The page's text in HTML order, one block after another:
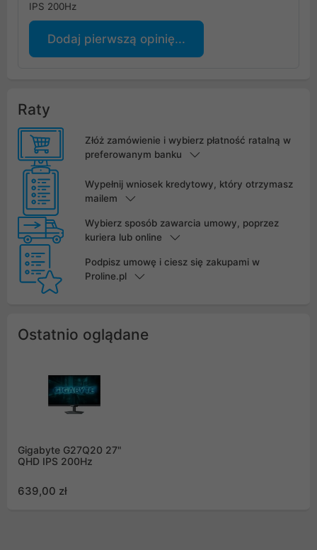
IPS 200Hz
Dodaj pierwszą opinię...
Raty
Złóż zamówienie i wybierz płatność ratalną w
preferowanym banku
Wypełnij wniosek kredytowy, który otrzymasz
mailem
Wybierz sposób zawarcia umowy, poprzez
kuriera lub online
Podpisz umowę i ciesz się zakupami w
Proline.pl
Ostatnio oglądane
Gigabyte G27Q20 27"
QHD IPS 200Hz
639,00 zł